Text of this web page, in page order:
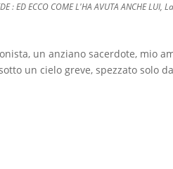
: ED ECCO COME L'HA AVUTA ANCHE LUI,
un anziano sacerdote, mio
un cielo greve, spezzato solo